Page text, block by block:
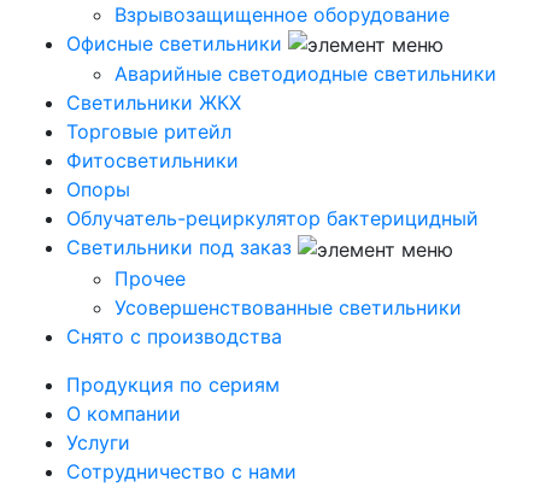
Взрывозащищенное оборудование
Офисные светильники
Аварийные светодиодные светильники
Светильники ЖКХ
Торговые ритейл
Фитосветильники
Опоры
Облучатель-рециркулятор бактерицидный
Светильники под заказ
Прочее
Усовершенствованные светильники
Снято с производства
Продукция по сериям
О компании
Услуги
Сотрудничество с нами